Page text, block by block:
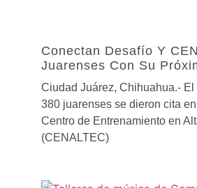
Conectan Desafío Y
Juarenses Con Su
Ciudad Juárez, Chihuahua.- El
380 juarenses se dieron cita
Centro de Entrenamiento en
(CENALTEC)